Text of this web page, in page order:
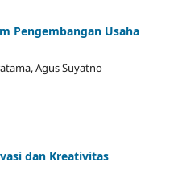
Pengembangan Usaha
Agus Suyatno
dan Kreativitas